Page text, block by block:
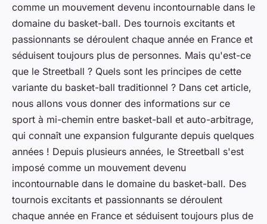
comme un mouvement devenu incontournable dans le
domaine du basket-ball. Des tournois excitants et
passionnants se déroulent chaque année en France et
séduisent toujours plus de personnes. Mais qu'est-ce
que le Streetball ? Quels sont les principes de cette
variante du basket-ball traditionnel ? Dans cet article,
nous allons vous donner des informations sur ce
sport à mi-chemin entre basket-ball et auto-arbitrage,
qui connaît une expansion fulgurante depuis quelques
années ! Depuis plusieurs années, le Streetball s'est
imposé comme un mouvement devenu
incontournable dans le domaine du basket-ball. Des
tournois excitants et passionnants se déroulent
chaque année en France et séduisent toujours plus de